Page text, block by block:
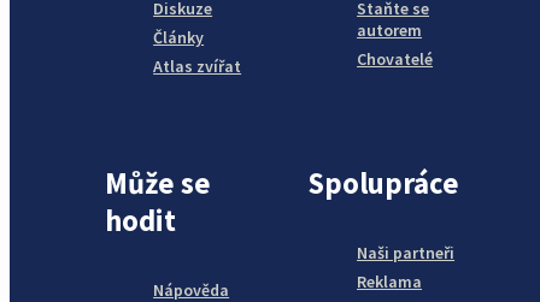
Diskuze
Články
Atlas zvířat
Staňte se
autorem
Chovatelé
Může se
hodit
Nápověda
Spolupráce
Naši partneři
Reklama